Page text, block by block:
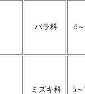
バラ科 4
ミズキ科 5